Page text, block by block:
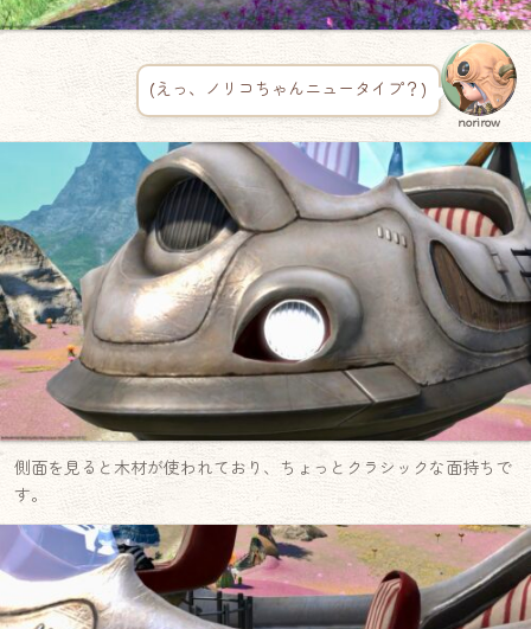
(えっ、ノリコちゃんニュータイプ？)
norirow
側面を見ると木材が使われており、ちょっとクラシックな面持ちで
す。